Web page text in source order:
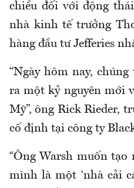
chiều đối với động
nhà kinh tế trưởng
hàng đầu tư Jefferies
“Ngày hôm nay,
ra một kỷ nguyên mới
Mỹ”, ông Rick Rieder,
cố định tại công ty
“Ông Warsh muốn tạo
mình là một ‘nhà cải